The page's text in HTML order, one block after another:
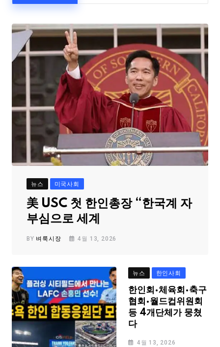
뉴스 미국사회
美 USC 첫 한인총장 “한국계 자
부심으로 세계
BY 벼룩시장 4월 13, 2026
뉴스 한인사회
한인회·체육회·축구
협회·월드컵위원회
등 4개단체가 뭉쳤
다
4월 13, 2026